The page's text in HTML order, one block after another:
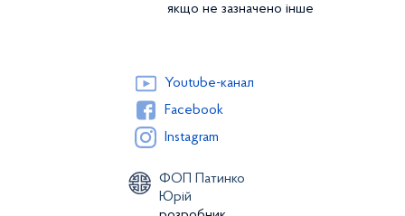
якщо не зазначено інше
Youtube-канал
Facebook
Instagram
ФОП Патинко
Юрій